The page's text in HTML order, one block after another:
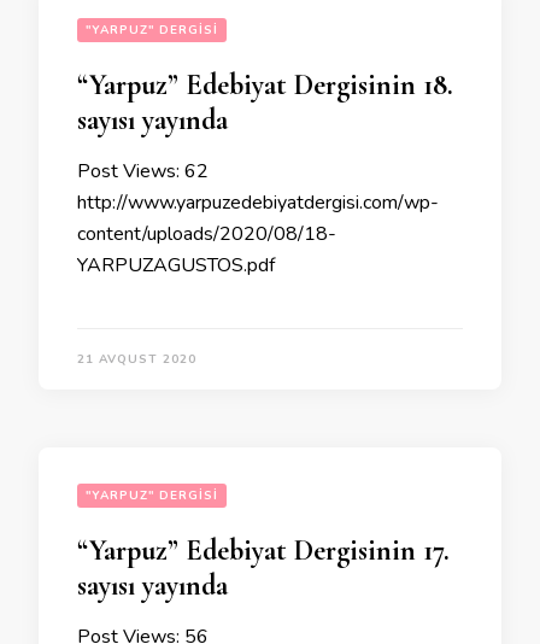
"YARPUZ" DERGISI
“Yarpuz” Edebiyat Dergisinin 18.
sayısı yayında
Post Views: 62
http://www.yarpuzedebiyatdergisi.com/wp-
content/uploads/2020/08/18-
YARPUZAGUSTOS.pdf
21 AVQUST 2020
"YARPUZ" DERGISI
“Yarpuz” Edebiyat Dergisinin 17.
sayısı yayında
Post Views: 56